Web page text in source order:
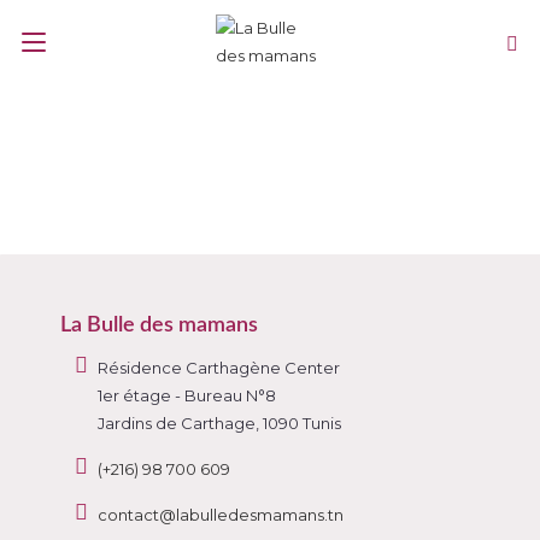
La Bulle des mamans
Résidence Carthagène Center
1er étage - Bureau N°8
Jardins de Carthage, 1090 Tunis
(+216) 98 700 609
contact@labulledesmamans.tn